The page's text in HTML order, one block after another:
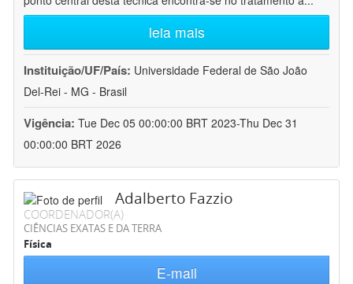
leia mais
Instituição/UF/País: Universidade Federal de São João
Del-Rei - MG - Brasil
Vigência: Tue Dec 05 00:00:00 BRT 2023-Thu Dec 31
00:00:00 BRT 2026
Adalberto Fazzio
COORDENADOR(A)
CIÊNCIAS EXATAS E DA TERRA
Física
E-mail